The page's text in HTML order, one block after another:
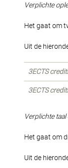
Verplichte
Het gaat om
Uit de
3ECTS
3ECTS
Verplichte
Het gaat om
Uit de